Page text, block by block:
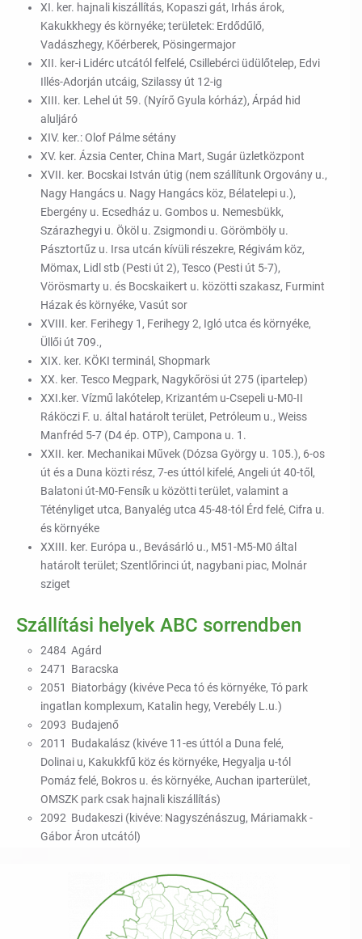
XI. ker. hajnali kiszállítás, Kopaszi gát, Irhás árok,
Kakukkhegy és környéke; területek: Erdődűlő,
Vadászhegy, Kőérberek, Pösingermajor
XII. ker-i Lidérc utcától felfelé, Csillebérci üdülőtelep, Edvi
Illés-Adorján utcáig, Szilassy út 12-ig
XIII. ker. Lehel út 59. (Nyírő Gyula kórház), Árpád hid
aluljáró
XIV. ker.: Olof Pálme sétány
XV. ker. Ázsia Center, China Mart, Sugár üzletközpont
XVII. ker. Bocskai István útig (nem szállítunk Orgovány u.,
Nagy Hangács u. Nagy Hangács köz, Bélatelepi u.),
Ebergény u. Ecsedház u. Gombos u. Nemesbükk,
Szárazhegyi u. Ököl u. Zsigmondi u. Görömböly u.
Pásztortűz u. Irsa utcán kívüli részekre, Régivám köz,
Mömax, Lidl stb (Pesti út 2), Tesco (Pesti út 5-7),
Vörösmarty u. és Bocskaikert u. közötti szakasz, Furmint
Házak és környéke, Vasút sor
XVIII. ker. Ferihegy 1, Ferihegy 2, Igló utca és környéke,
Üllői út 709.,
XIX. ker. KÖKI terminál, Shopmark
XX. ker. Tesco Megpark, Nagykőrösi út 275 (ipartelep)
XXI.ker. Vízmű lakótelep, Krizantém u-Csepeli u-M0-II
Ráköczi F. u. által határolt terület, Petróleum u., Weiss
Manfréd 5-7 (D4 ép. OTP), Campona u. 1.
XXII. ker. Mechanikai Művek (Dózsa György u. 105.), 6-os
út és a Duna közti rész, 7-es úttól kifelé, Angeli út 40-től,
Balatoni út-M0-Fensík u közötti terület, valamint a
Tétényliget utca, Banyalég utca 45-48-tól Érd felé, Cifra u.
és környéke
XXIII. ker. Európa u., Bevásárló u., M51-M5-M0 által
határolt terület; Szentlőrinci út, nagybani piac, Molnár
sziget
Szállítási helyek ABC sorrendben
2484 Agárd
2471 Baracska
2051 Biatorbágy (kivéve Peca tó és környéke, Tó park
ingatlan komplexum, Katalin hegy, Verebély L.u.)
2093 Budajenő
2011 Budakalász (kivéve 11-es úttól a Duna felé,
Dolinai u, Kakukkfű köz és környéke, Hegyalja u-tól
Pomáz felé, Bokros u. és környéke, Auchan iparterület,
OMSZK park csak hajnali kiszállítás)
2092 Budakeszi (kivéve: Nagyszénászug, Máriamakk -
Gábor Áron utcától)
utcáig, Csap-Víg utcáig, Bor utcáig, Csóka u., Veréb u.
Sólyosm u. Pelikán u. Jégmadár u.)
2141 Csömör
2485 Dinnyés